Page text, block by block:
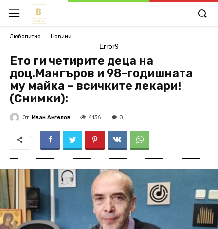
Любопитно Новини
Error9
Ето ги четирите деца на
доц.Мангъров и 98-годишната
му майка – всичките лекари!
(Снимки):
От Иван Ангелов 4136 0